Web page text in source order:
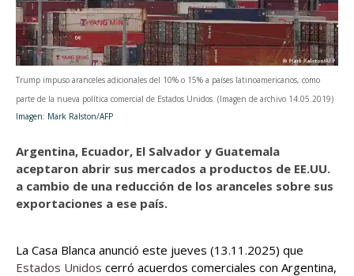
Trump impuso aranceles adicionales del 10% o 15% a países latinoamericanos, como
parte de la nueva política comercial de Estados Unidos. (Imagen de archivo 14.05.2019)
Imagen: Mark Ralston/AFP
Argentina, Ecuador, El Salvador y Guatemala
aceptaron abrir sus mercados a productos de EE.UU.
a cambio de una reducción de los aranceles sobre sus
exportaciones a ese país.
La Casa Blanca anunció este jueves (13.11.2025) que
Estados Unidos cerró acuerdos comerciales con Argentina,